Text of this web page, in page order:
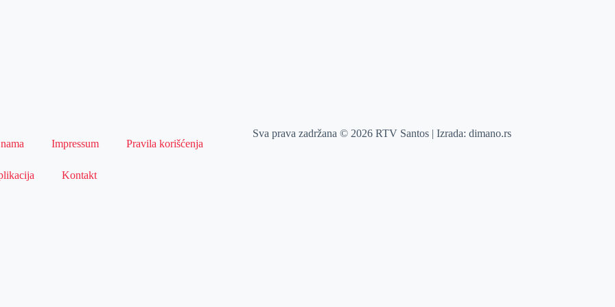
Impressum Pravila korišćenja
Kontakt
Sva prava zadržana © 2026 RTV Santos | Izrada:dimano.rs